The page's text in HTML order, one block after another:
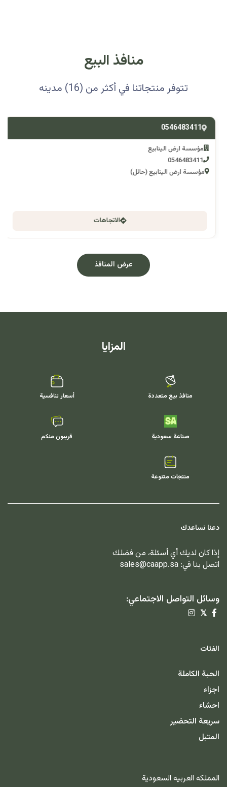
منافذ البيع
تتوفر منتجاتنا في أكثر من (16) مدينه
0546483411
مؤسسة ارض الينابيع
0546483411
مؤسسة ارض الينابيع (حائل)
الاتجاهات
عرض المنافذ
المزايا
منافذ بيع متعددة أسعار تنافسية
صناعة سعودية قريبون منكم
منتجات متنوعة
دعنا نساعدك
إذا كان لديك أي أسئلة، من فضلك
اتصل بنا في: sales@caapp.sa
وسائل التواصل الاجتماعي:
𝕏
الفئات
الحبة الكاملة
اجزاء
احشاء
سريعة التحضير
المتبل
المملكه العربيه السعودية